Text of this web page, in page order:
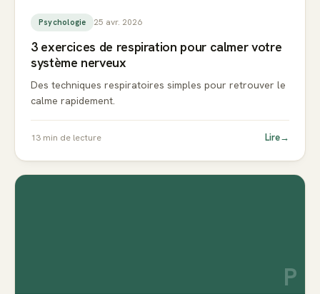
Psychologie 25 avr. 2026
3 exercices de respiration pour calmer votre
système nerveux
Des techniques respiratoires simples pour retrouver le
calme rapidement.
13 min de lecture Lire→
P